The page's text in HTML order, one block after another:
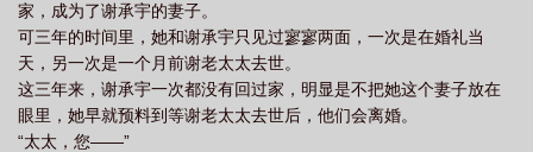
家，成为了谢承宇的妻子。
可三年的时间里，她和谢承宇只见过寥寥两面，一次是在婚礼当
天，另一次是一个月前谢老太太去世。
这三年来，谢承宇一次都没有回过家，明显是不把她这个妻子放在
眼里，她早就预料到等谢老太太去世后，他们会离婚。
“太太，您——”